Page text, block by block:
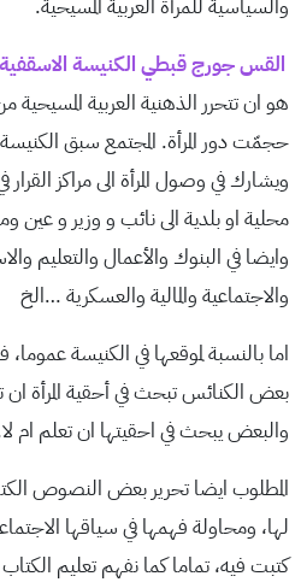
والسياسية للمرأة العربية المسيحية.
القس جورج قبطي الكنيسة
هو ان تتحرر الذهنية العربية المسيحية
حجمّت دور المرأة. المجتمع سبق
ويشارك في وصول المرأة الى مراكز
محلية او بلدية الى نائب و وزير و عين
وايضا في البنوك والأعمال والتعليم
والاجتماعية والمالية والعسكرية …الخ
اما بالنسبة لموقعها في الكنيسة
بعض الكنائس تبحث في أحقية المرأة ان
والبعض يبحث في احقيتها ان تعلم ام
المطلوب ايضا تحرير بعض النصوص
لها، ومحاولة فهمها في سياقها
كتبت فيه، تماما كما نفهم تعليم